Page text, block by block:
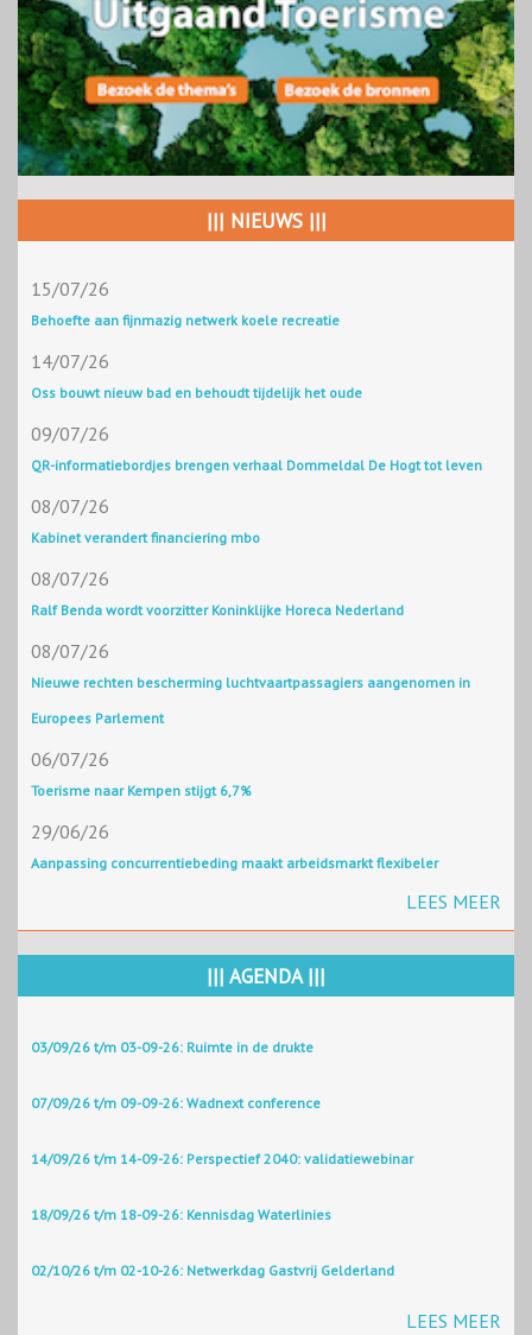
||| NIEUWS |||
15/07/26
Behoefte aan fijnmazig netwerk koele recreatie
14/07/26
Oss bouwt nieuw bad en behoudt tijdelijk het oude
09/07/26
QR-informatiebordjes brengen verhaal Dommeldal De Hogt tot leven
08/07/26
Kabinet verandert financiering mbo
08/07/26
Ralf Benda wordt voorzitter Koninklijke Horeca Nederland
08/07/26
Nieuwe rechten bescherming luchtvaartpassagiers aangenomen in
Europees Parlement
06/07/26
Toerisme naar Kempen stijgt 6,7%
29/06/26
Aanpassing concurrentiebeding maakt arbeidsmarkt flexibeler
LEES MEER
||| AGENDA |||
03/09/26 t/m 03-09-26: Ruimte in de drukte
07/09/26 t/m 09-09-26: Wadnext conference
14/09/26 t/m 14-09-26: Perspectief 2040: validatiewebinar
18/09/26 t/m 18-09-26: Kennisdag Waterlinies
02/10/26 t/m 02-10-26: Netwerkdag Gastvrij Gelderland
LEES MEER